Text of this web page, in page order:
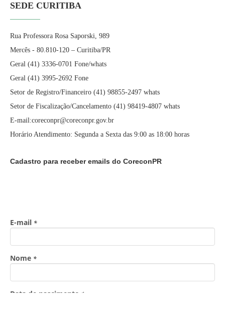
SEDE CURITIBA
Rua Professora Rosa Saporski, 989
Mercês - 80.810-120 – Curitiba/PR
Geral (41) 3336-0701 Fone/whats
Geral (41) 3995-2692 Fone
Setor de Registro/Financeiro (41) 98855-2497 whats
Setor de Fiscalização/Cancelamento (41) 98419-4807 whats
E-mail:coreconpr@coreconpr.gov.br
Horário Atendimento: Segunda a Sexta das 9:00 as 18:00 horas
Cadastro para receber emails do CoreconPR